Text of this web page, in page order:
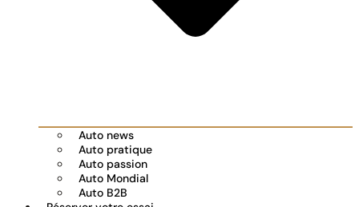
Auto news
Auto pratique
Auto passion
Auto Mondial
Auto B2B